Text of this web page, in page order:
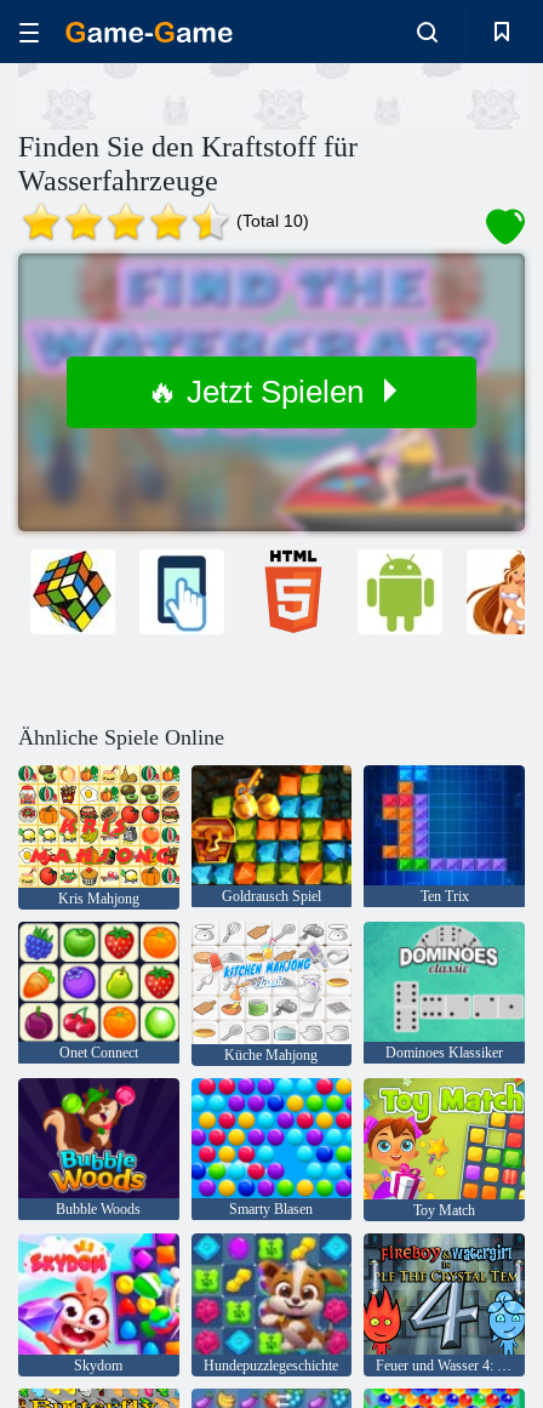
Finden Sie den Kraftstoff für
Wasserfahrzeuge
(Total 10)
🔥 Jetzt Spielen
Ähnliche Spiele Online
Kris Mahjong Goldrausch Spiel Ten Trix
Onet Connect Küche Mahjong Dominoes Klassiker
Bubble Woods Smarty Blasen Toy Match
Skydom Hundepuzzlegeschichte Feuer und Wasser 4: Kristalltempel